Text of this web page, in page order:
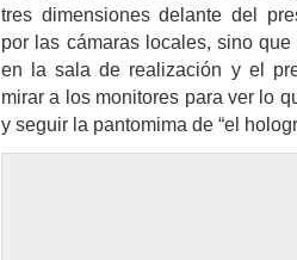
tres dimensiones delante del
por las cámaras locales, sino
en la sala de realización y el
mirar a los monitores para ver lo
y seguir la pantomima de “el